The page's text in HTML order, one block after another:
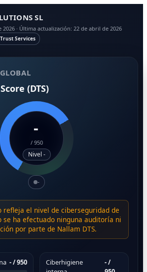
SL
2026 · Última actualización: 22 de abril de 2026
Services
(DTS)
-
/ 950
Nivel -
-
refleja el nivel de ciberseguridad de
se ha efectuado ninguna auditoría ni
por parte de Nallam DTS.
-/ 950
Ciberhigiene
-/